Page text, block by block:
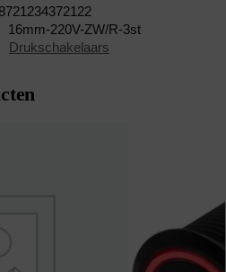
8721234372122
16mm-220V-ZW/R-3st
Drukschakelaars